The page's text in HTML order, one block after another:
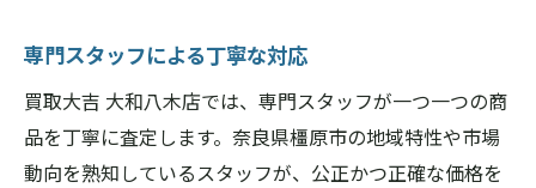
専門スタッフによる丁寧な対応
買取大吉 大和八木店では、専門スタッフが一つ一つの商
品を丁寧に査定します。奈良県橿原市の地域特性や市場
動向を熟知しているスタッフが、公正かつ正確な価格を